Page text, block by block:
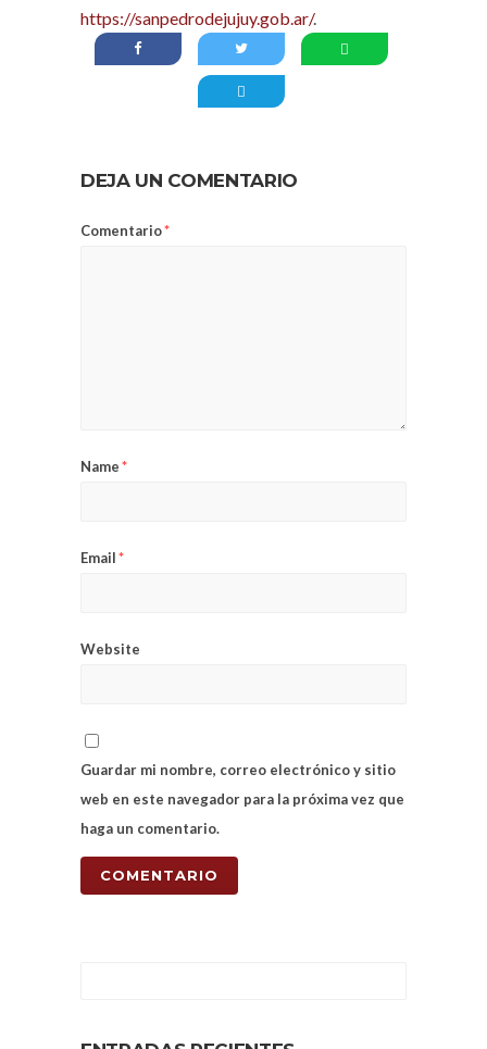
https://sanpedrodejujuy.gob.ar/.
DEJA UN COMENTARIO
Comentario*
Name*
Email*
Website
Guardar mi nombre, correo electrónico y sitio
web en este navegador para la próxima vez que
haga un comentario.